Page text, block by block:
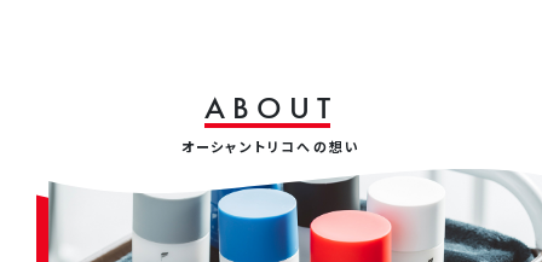
A B O U T
オーシャントリコへの想い